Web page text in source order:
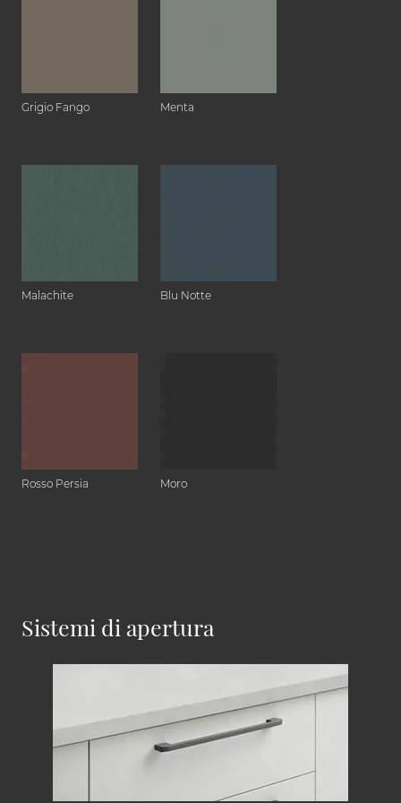
Grigio Fango Menta
Malachite Blu Notte
Rosso Persia Moro
Sistemi di apertura